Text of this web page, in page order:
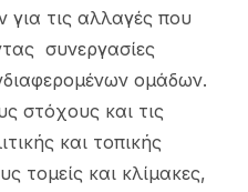
τις αλλαγές που
συνεργασίες
ομάδων.
στόχους και τις
και τοπικής
τομείς και κλίμακες,